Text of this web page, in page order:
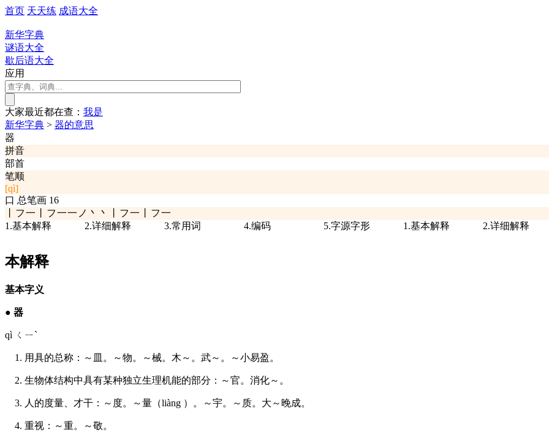
首页 天天练 成语大全
新华字典
谜语大全
歇后语大全
应用
大家最近都在查： 我是
新华字典 > 器的意思
器
拼音
部首
笔顺
[qì]
口 总笔画 16
丨フ一丨フ一一ノ丶丶丨フ一丨フ一
1.基本解释
2.详细解释 3.常用词 4.编码 5.字源字形 1.基本解释 2.详细解释
本解释
基本字义
● 器
qì ㄑㄧˋ
1. 用具的总称：～皿。～物。～械。木～。武～。～小易盈。
2. 生物体结构中具有某种独立生理机能的部分：～官。消化～。
3. 人的度量、才干：～度。～量（liàng ）。～宇。～质。大～晚成。
4. 重视：～重。～敬。